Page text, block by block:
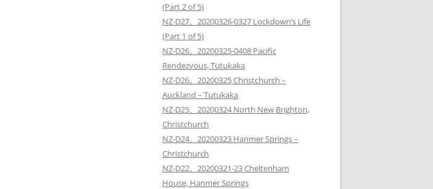
(Part 2 of 5)
NZ-D27。20200326-0327 Lockdown’s Life
(Part 1 of 5)
NZ-D26。20200325-0408 Pacific
Rendezvous, Tutukaka
NZ-D26。20200325 Christchurch –
Auckland – Tutukaka
NZ-D25。20200324 North New Brighton,
Christchurch
NZ-D24。20200323 Hanmer Springs –
Christchurch
NZ-D22。20200321-23 Cheltenham
House, Hanmer Springs